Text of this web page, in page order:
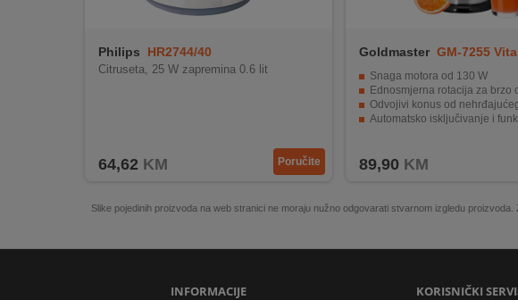
Philips HR2744/40
Citruseta, 25 W zapremina 0.6 lit
64,62KM Poručite
Goldmaster GM-7255
Snaga motora od 130 W
Ednosmjerna rotacija za brzo
Odvojivi konus od
Automatsko isključivanje i funkcija
89,90 KM
Slike pojedinih proizvoda na web stranici ne moraju nužno odgovarati stvarnom izgledu
INFORMACIJE KORISNIČKI